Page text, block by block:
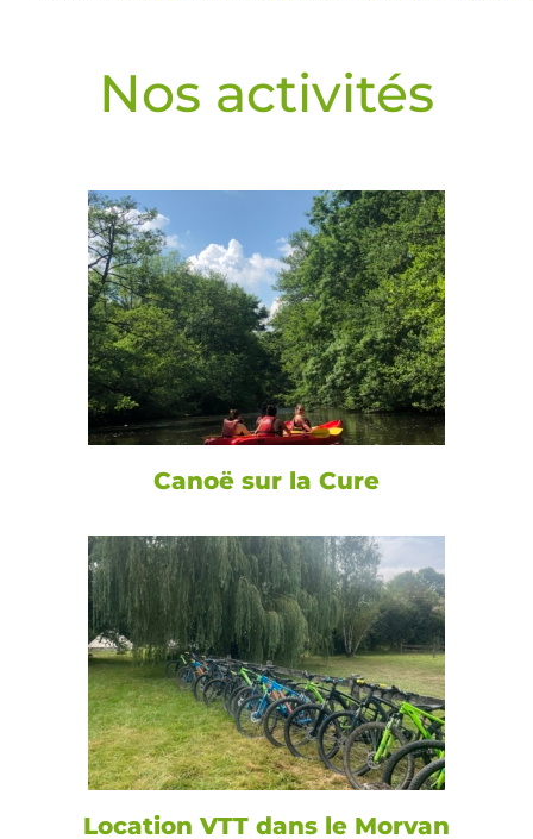
Nos activités
Canoë sur la Cure
Location VTT dans le Morvan